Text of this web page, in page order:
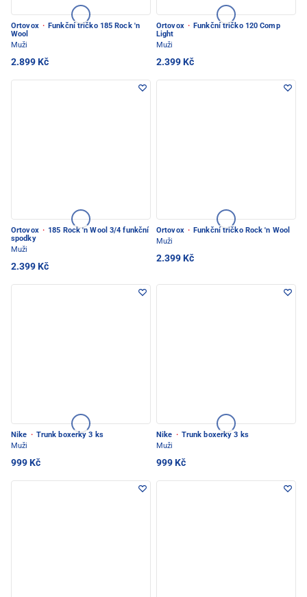
Ortovox · Funkční tričko 185 Rock 'n
Wool
Muži
2.899 Kč
Ortovox · Funkční tričko 120 Comp
Light
Muži
2.399 Kč
Ortovox · 185 Rock 'n Wool 3/4 funkční
spodky
Muži
2.399 Kč
Ortovox · Funkční tričko Rock 'n Wool
Muži
2.399 Kč
Nike · Trunk boxerky 3 ks
Muži
999 Kč
Nike · Trunk boxerky 3 ks
Muži
999 Kč